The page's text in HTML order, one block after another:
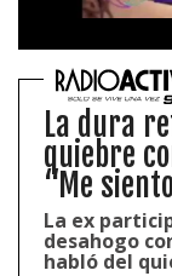
La dura
quiebre
“Me
La ex
desahogo
habló del